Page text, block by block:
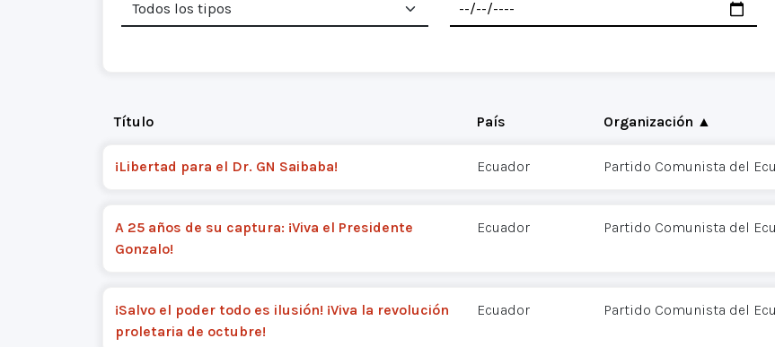
Título País Organización ▲
¡Libertad para el Dr. GN Saibaba! Ecuador Partido Comunista del
A 25 años de su captura: ¡Viva el Presidente
Gonzalo!
Ecuador Partido Comunista del
¡Salvo el poder todo es ilusión! ¡Viva la revolución
proletaria de octubre!
Ecuador Partido Comunista del